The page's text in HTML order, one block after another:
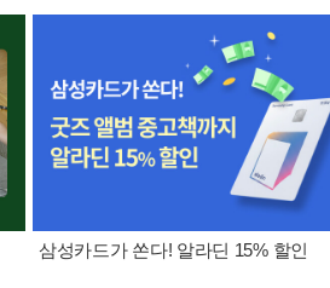
삼성카드가 쏜다! 알라딘 15% 할인